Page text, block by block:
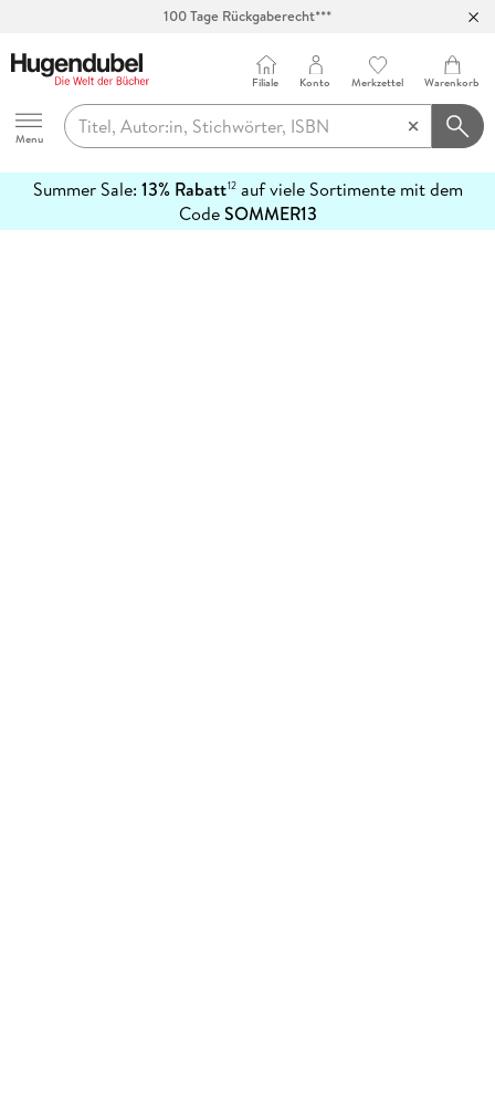
100 Tage Rückgaberecht***
Hugendubel
Menu
Filiale Konto Merkzettel Warenkorb
Summer Sale: 13% Rabatt12auf viele Sortimente mit dem
CodeSOMMER13
erfahren